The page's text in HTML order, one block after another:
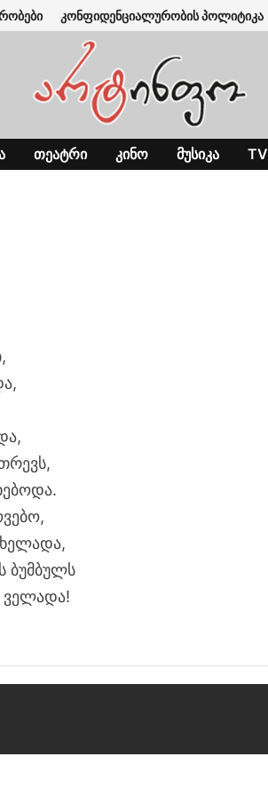
კონფიდენციალურობის პოლიტიკა
ᲗᲔᲐᲢᲠᲘ ᲙᲘᲜᲝ ᲛᲣᲡᲘᲙᲐ TV
ბუმბულს